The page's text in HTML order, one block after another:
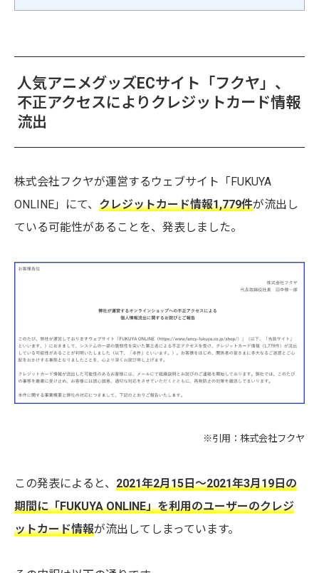
人気アニメグッズECサイト「フクヤ」、
不正アクセスによりクレジットカード情報
流出
株式会社フクヤが運営するウェブサイト「FUKUYA
ONLINE」にて、 クレジットカード情報1,779件が流出し
ている可能性があることを、発表しました。
※引用： 株式会社フクヤ
この発表によると、 2021年2月15日～2021年3月19日の
期間に「FUKUYA ONLINE」を利用のユーザーのクレジ
ットカード情報が流出してしまっています。